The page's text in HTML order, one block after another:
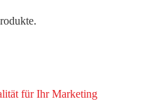
für Ihr Marketing